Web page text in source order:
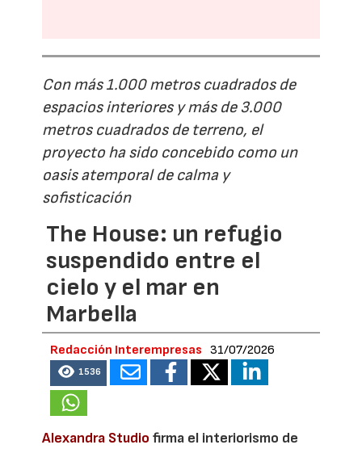
Con más 1.000 metros cuadrados de
espacios interiores y más de 3.000
metros cuadrados de terreno, el
proyecto ha sido concebido como un
oasis atemporal de calma y
sofisticación
The House: un refugio
suspendido entre el
cielo y el mar en
Marbella
Redacción Interempresas 31/07/2026
1536
Alexandra Studio firma el interiorismo de